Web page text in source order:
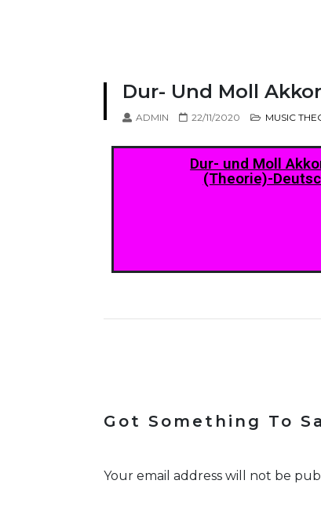
Dur- Und Moll
ADMIN 22/11/2020 MUSIC
Dur- und Moll
(Theorie)-
Got Something To
Your email address will not be